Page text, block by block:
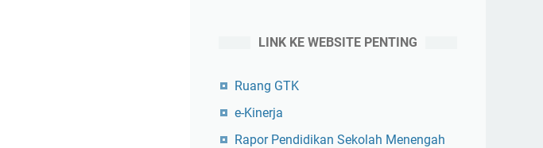
LINK KE WEBSITE PENTING
Ruang GTK
e-Kinerja
Rapor Pendidikan Sekolah Menengah